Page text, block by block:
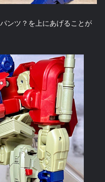
ンツ？を上にあげることが